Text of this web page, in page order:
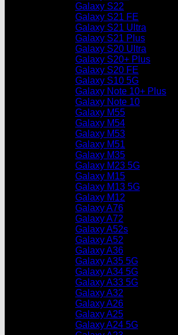
Galaxy S22
Galaxy S21 FE
Galaxy S21 Ultra
Galaxy S21 Plus
Galaxy S20 Ultra
Galaxy S20+ Plus
Galaxy S20 FE
Galaxy S10 5G
Galaxy Note 10+ Plus
Galaxy Note 10
Galaxy M55
Galaxy M54
Galaxy M53
Galaxy M51
Galaxy M35
Galaxy M23 5G
Galaxy M15
Galaxy M13 5G
Galaxy M12
Galaxy A76
Galaxy A72
Galaxy A52s
Galaxy A52
Galaxy A36
Galaxy A35 5G
Galaxy A34 5G
Galaxy A33 5G
Galaxy A32
Galaxy A26
Galaxy A25
Galaxy A24 5G